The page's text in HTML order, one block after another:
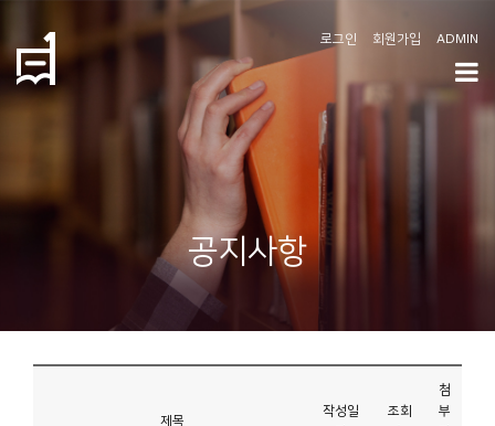
로그인 회원가입 ADMIN
공지사항
제목
작성일
조회
첨
부
지
사